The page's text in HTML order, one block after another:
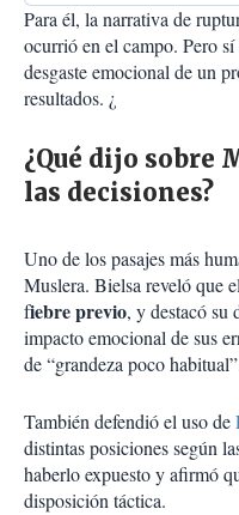
Para él, la narrativa de
ocurrió en el campo. Pero
desgaste emocional de un
resultados. ¿
¿Qué dijo sobre
las decisiones?
Uno de los pasajes más
Muslera. Bielsa reveló que
fiebre previo, y destacó su
impacto emocional de sus
de “grandeza poco
También defendió el uso de
distintas posiciones según
haberlo expuesto y afirmó
disposición táctica.